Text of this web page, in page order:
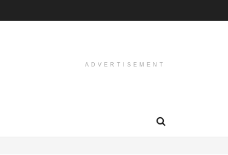
ADVERTISEMENT